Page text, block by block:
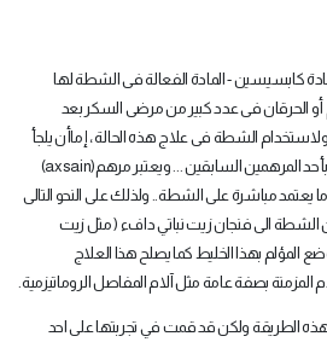
كابسيسين - المادة الفعالة فى الشطة لها
أو الحرقان فى عدد كبير من مرضى السكر بعد
ولاستخدام الشطة فى علاج هذه الحالة ، إماأن يلجأ
المرهمين السابقين ... ويعتبر مرهم (axsain)
يعتمد مباشرة على الشطة.. ولذلك على النحو التالى
صغيرة من الشطة الى فنجان زيت نباتي دافء ( مثل زيت
المؤلم بهذا الخليط كما يصلح هذا العلاج
بصفة عامة مثل آلام المفاصل الروماتيزمية
الطريقة ولكن قد قمت في تجربتها على احد